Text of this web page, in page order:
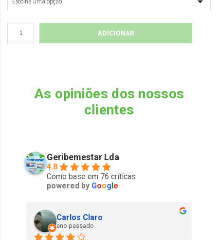
ADICIONAR
As opiniões dos nossos
clientes
Geribemestar Lda
4.8
Como base em 76 críticas
powered by Google
Carlos Claro
ano passado